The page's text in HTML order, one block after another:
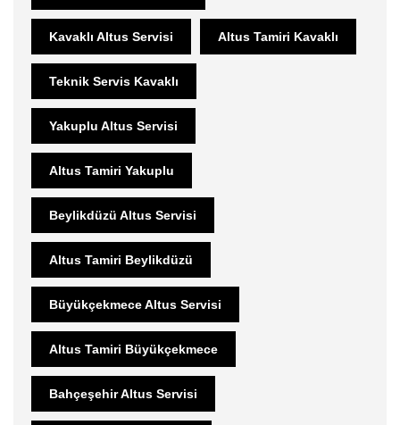
Kavaklı Altus Servisi Altus Tamiri Kavaklı
Teknik Servis Kavaklı
Yakuplu Altus Servisi
Altus Tamiri Yakuplu
Beylikdüzü Altus Servisi
Altus Tamiri Beylikdüzü
Büyükçekmece Altus Servisi
Altus Tamiri Büyükçekmece
Bahçeşehir Altus Servisi